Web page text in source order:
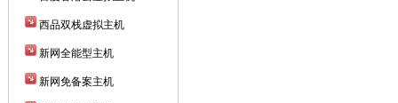
西品双栈虚拟主机
新网全能型主机
新网免备案主机